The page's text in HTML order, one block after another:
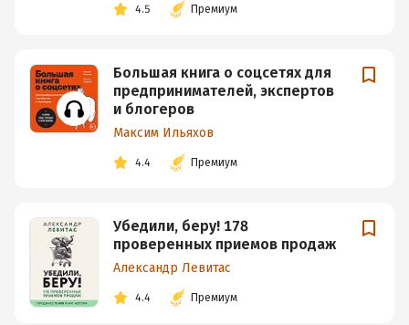
4.5 Премиум
Большая книга о соцсетях для
предпринимателей, экспертов
и блогеров
Максим Ильяхов
4.4 Премиум
Убедили, беру! 178
проверенных приемов продаж
Александр Левитас
4.4 Премиум